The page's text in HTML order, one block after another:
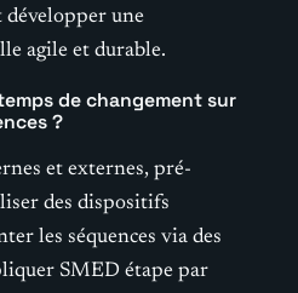
développer une
agile et durable.
de changement sur
?
et externes, pré-
des dispositifs
les séquences via des
SMED étape par